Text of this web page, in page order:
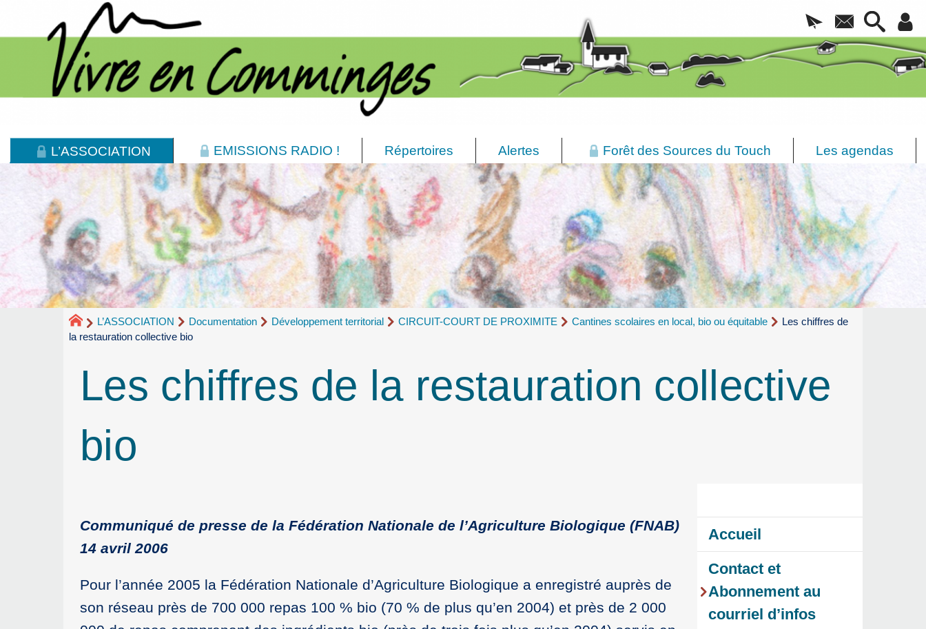
L’ASSOCIATION EMISSIONS RADIO ! Répertoires Alertes Forêt des Sources du Touch Les agendas
L’ASSOCIATION Documentation Développement territorial CIRCUIT-COURT DE PROXIMITE Cantines scolaires en local, bio ou équitable
Les chiffres de
la restauration collective bio
Les chiffres de la restauration collective
bio
Communiqué de presse de la Fédération Nationale de l’Agriculture Biologique (FNAB)
14 avril 2006
Pour l’année 2005 la Fédération Nationale d’Agriculture Biologique a enregistré auprès de
son réseau près de 700 000 repas 100 % bio (70 % de plus qu’en 2004) et près de 2 000
Accueil
Contact et
Abonnement au
courriel d’infos